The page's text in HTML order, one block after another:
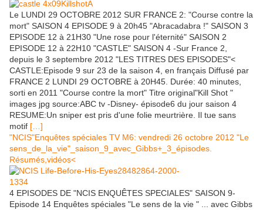
Le LUNDI 29 OCTOBRE 2012 SUR FRANCE 2: "Course contre la
mort" SAISON 4 EPISODE 9 à 20h45 "Abracadabra !" SAISON 3
EPISODE 12 à 21H30 "Une rose pour l'éternité" SAISON 2
EPISODE 12 à 22H10 "CASTLE" SAISON 4 -Sur France 2,
depuis le 3 septembre 2012 "LES TITRES DES EPISODES"<
CASTLE:Episode 9 sur 23 de la saison 4, en français Diffusé par
FRANCE 2 LUNDI 29 OCTOBRE à 20H45. Durée: 40 minutes,
sorti en 2011 "Course contre la mort" Titre original"Kill Shot "
images jpg source:ABC tv -Disney- épisode6 du jour saison 4
RESUME:Un sniper est pris d'une folie meurtrière. Il tue sans
motif […]
"NCIS"Enquêtes spéciales TV M6: vendredi 26 octobre 2012 "Le
sens_de_la_vie"_saison_9_avec_Gibbs+_3_épisodes.
Résumés,vidéos<
4 EPISODES DE "NCIS ENQUÊTES SPECIALES" SAISON 9-
Episode 14 Enquêtes spéciales "Le sens de la vie " ... avec Gibbs